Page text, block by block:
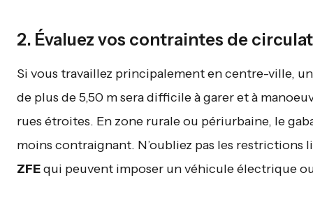
2. Évaluez vos contraintes de
Si vous travaillez principalement en centre-ville,
de plus de 5,50 m sera difficile à garer et à
rues étroites. En zone rurale ou périurbaine, le
moins contraignant. N’oubliez pas les restrictions
ZFEqui peuvent imposer un véhicule électrique